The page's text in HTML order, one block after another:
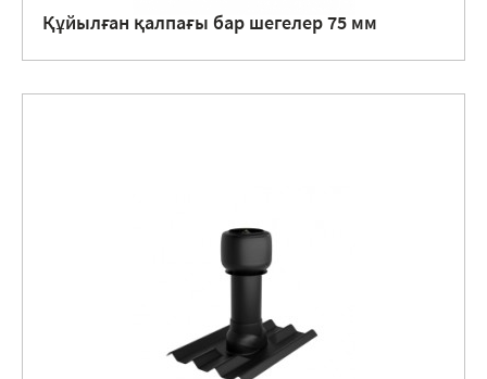
Құйылған қалпағы бар шегелер 75 мм